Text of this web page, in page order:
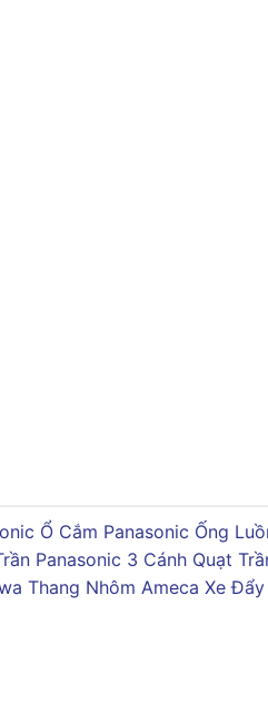
Ổ Cắm Panasonic Ống
Panasonic 3 Cánh Quạt
Thang Nhôm Ameca Xe Đẩy